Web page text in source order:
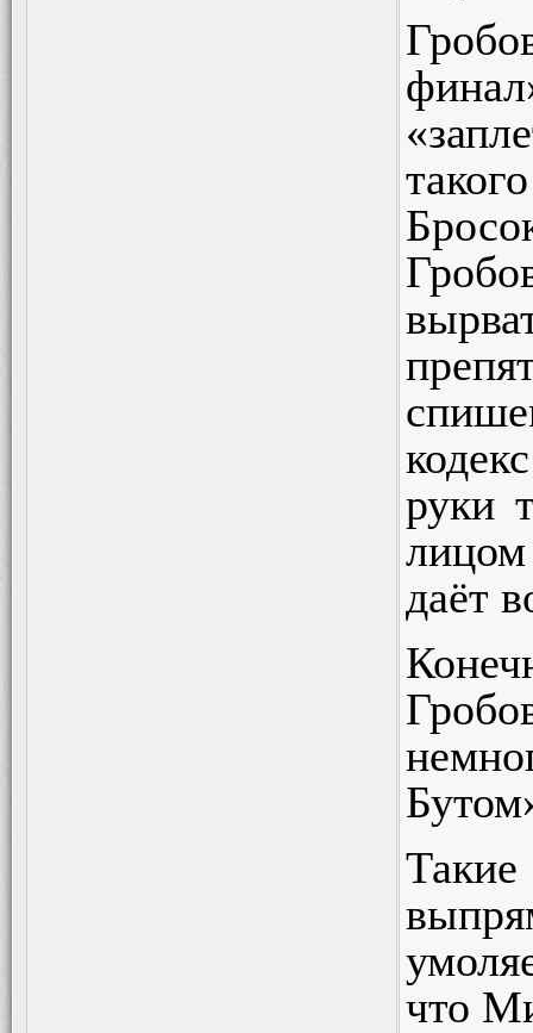
руки
лицом
даёт
что